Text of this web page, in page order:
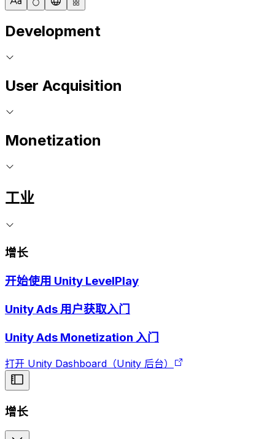
Development
User Acquisition
Monetization
工业
增长
开始使用 Unity LevelPlay
Unity Ads 用户获取入门
Unity Ads Monetization 入门
打开 Unity Dashboard（Unity 后台）
增长